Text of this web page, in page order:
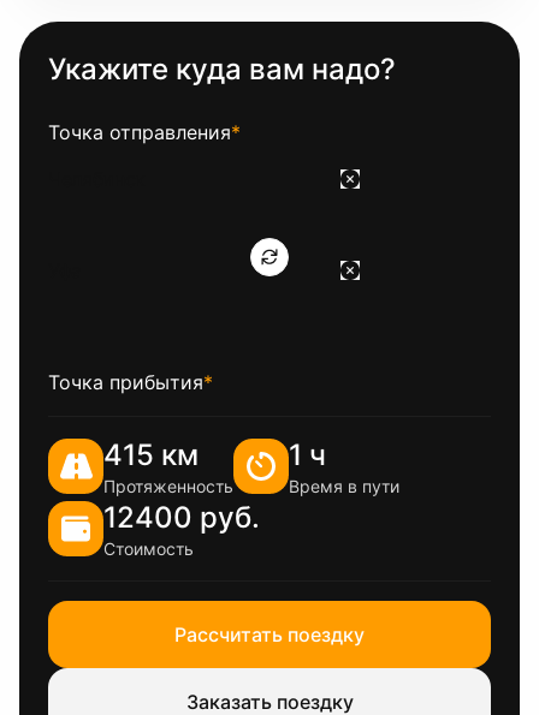
Укажите куда вам надо?
Точка отправления*
Точка прибытия*
415 км
Протяженность
1 ч
Время в пути
12400 руб.
Стоимость
Рассчитать поездку
Заказать поездку